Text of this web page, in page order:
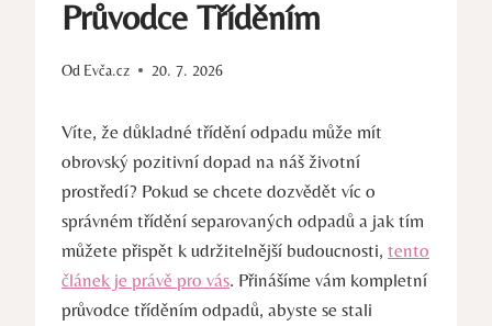
Průvodce Tříděním
Od Evča.cz 20. 7. 2026
Víte, že důkladné třídění odpadu může mít
obrovský pozitivní ‍dopad na náš životní
prostředí? Pokud se chcete dozvědět víc o
správném třídění separovaných odpadů a jak tím
můžete přispět k udržitelnější budoucnosti, tento
článek je právě pro vás. Přinášíme vám kompletní
průvodce‌ tříděním odpadů, abyste se stali